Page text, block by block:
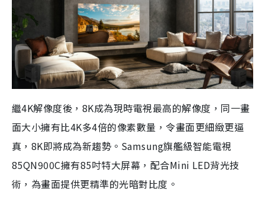
繼4K解像度後，8K成為現時電視最高的解像度，同一畫
面大小擁有比4K多4倍的像素數量，令畫面更細緻更逼
真，8K即將成為新趨勢。Samsung旗艦級智能電視
85QN900C擁有85吋特大屏幕，配合Mini LED背光技
術，為畫面提供更精準的光暗對比度。